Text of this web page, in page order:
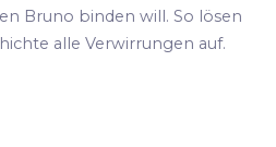
Bruno binden will. So lösen
alle Verwirrungen auf.